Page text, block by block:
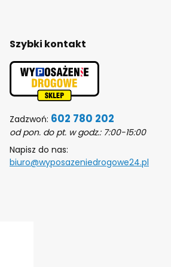
Szybki kontakt
Zadzwoń: 602 780 202
od pon. do pt. w godz.: 7:00-15:00
Napisz do nas:
biuro@wyposazeniedrogowe24.pl